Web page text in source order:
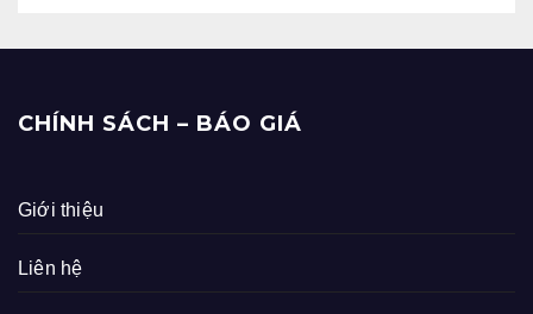
CHÍNH SÁCH – BÁO GIÁ
Giới thiệu
Liên hệ